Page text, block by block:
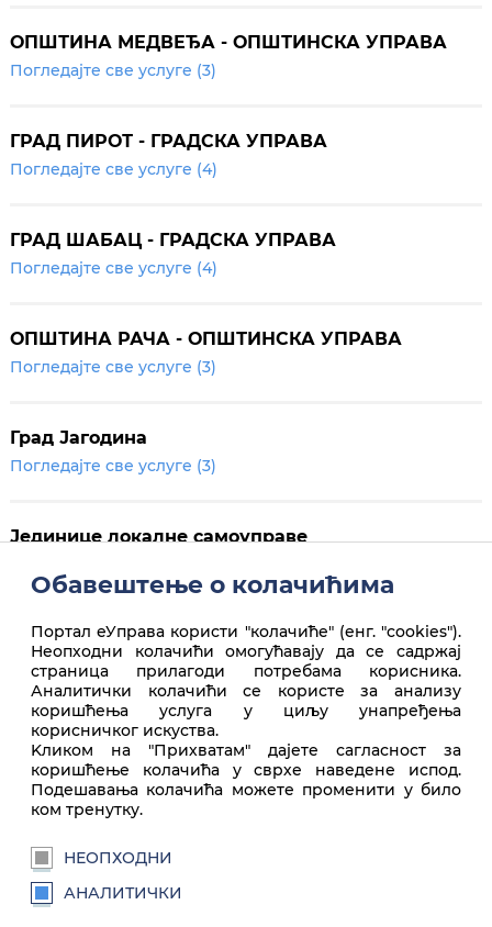
ОПШТИНА МЕДВЕЂА - ОПШТИНСКА УПРАВА
Погледајте све услуге (3)
ГРАД ПИРОТ - ГРАДСКА УПРАВА
Погледајте све услуге (4)
ГРАД ШАБАЦ - ГРАДСКА УПРАВА
Погледајте све услуге (4)
ОПШТИНА РАЧА - ОПШТИНСКА УПРАВА
Погледајте све услуге (3)
Град Јагодина
Погледајте све услуге (3)
Јединице локалне самоуправе
Врх стране
Обавештење о колачићима
Портал еУправа користи "колачиће" (енг. "cookies").
Неопходни колачићи омогућавају да се садржај
страница прилагоди потребама корисника.
Аналитички колачићи се користе за анализу
коришћења услуга у циљу унапређења
корисничког искуства.
Kликом на "Прихватам" дајете сагласност за
коришћење колачића у сврхе наведене испод.
Подешавања колачића можете променити у било
ком тренутку.
НЕОПХОДНИ
АНАЛИТИЧКИ